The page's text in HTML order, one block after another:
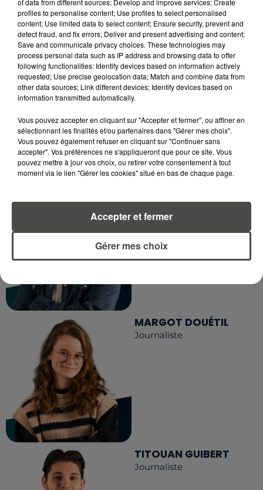
RETROUVEZ TOUTE L'ACTU DE LA RÉGION ET
RECEVEZ LES ALERTES INFOS DE LA RÉDACTION
EN TÉLÉCHARGEANT L'APPLICATION MOBILE
RCA
LA RÉDACTION
RCA
Voir toute l'équipe RCA
Journaliste
MARGOT DOUÉTIL
Journaliste
TITOUAN GUIBERT
Journaliste
profiles to personalise content; Use profiles to select personalised
content; Use limited data to select content; Ensure security, prevent and
detect fraud, and fix errors; Deliver and present advertising and content;
Save and communicate privacy choices. These technologies may
process personal data such as IP address and browsing data to offer
following functionalities: Identify devices based on information actively
requested; Use precise geolocation data; Match and combine data from
other data sources; Link different devices; Identify devices based on
information transmitted automatically.
Vous pouvez accepter en cliquant sur "Accepter et fermer", ou affiner en
sélectionnant les finalités et/ou partenaires dans "Gérer mes choix".
Vous pouvez également refuser en cliquant sur "Continuer sans
accepter". Vos préférences ne s'appliqueront que pour ce site. Vous
pouvez mettre à jour vos choix, ou retirer votre consentement à tout
moment via le lien "Gérer les cookies" situé en bas de chaque page.
Gérer mes choix
Accepter et fermer